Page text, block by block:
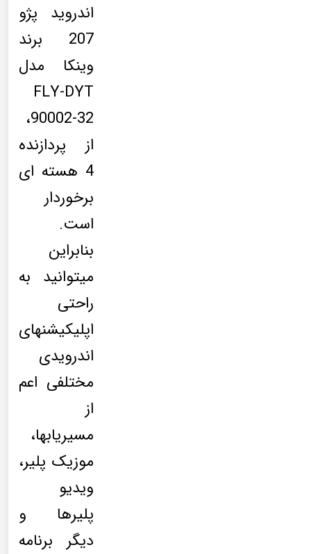
اندروید پژو
207 برند
وینکا مدل
FLY-DYT
90002-32،
از پردازنده
4 هسته ای
برخوردار
است.
بنابراین
میتوانید به
راحتی
اپلیکیشنهای
اندرویدی
مختلفی اعم
از
مسیریابها،
موزیک پلیر،
ویدیو
پلیرها و
دیگر برنامه